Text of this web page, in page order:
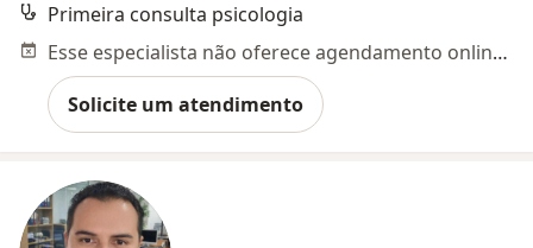
Primeira consulta psicologia
Esse especialista não oferece agendamento online para esse endereço.
Solicite um atendimento